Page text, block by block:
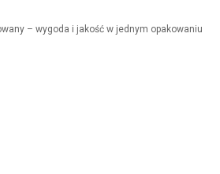
– wygoda i jakość w jednym opakowaniu